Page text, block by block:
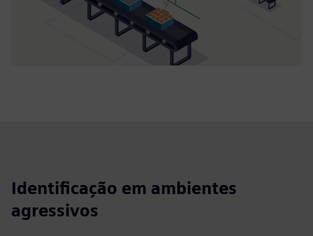
Identificação em ambientes
agressivos